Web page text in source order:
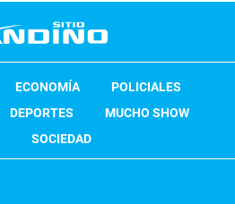
ECONOMÍA
POLICIALES
DEPORTES
MUCHO SHOW
SOCIEDAD